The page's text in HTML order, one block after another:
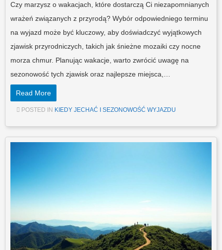
Czy marzysz o wakacjach, które dostarczą Ci niezapomnianych
wrażeń związanych z przyrodą? Wybór odpowiedniego terminu
na wyjazd może być kluczowy, aby doświadczyć wyjątkowych
zjawisk przyrodniczych, takich jak śnieżne mozaiki czy nocne
morza chmur. Planując wakacje, warto zwrócić uwagę na
sezonowość tych zjawisk oraz najlepsze miejsca,…
Read More
POSTED IN KIEDY JECHAĆ I SEZONOWOŚĆ WYJAZDU